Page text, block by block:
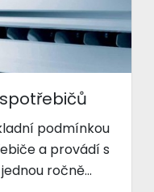
podmínkou
a provádí s
ročně...